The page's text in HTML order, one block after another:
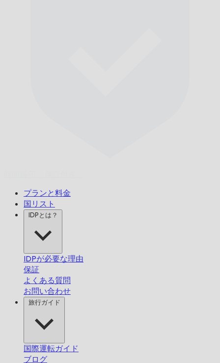
プランと料金
国リスト
IDPとは？
IDPが必要な理由
保証
よくある質問
お問い合わせ
旅行ガイド
国際運転ガイド
ブログ